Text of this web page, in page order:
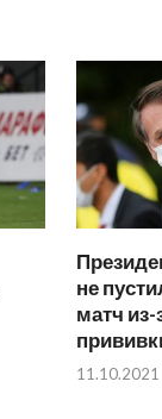
не
матч из-
11.10.2021